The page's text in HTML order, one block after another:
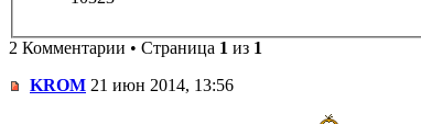
2 Комментарии • Страница 1 из 1
KROM 21 июн 2014, 13:56